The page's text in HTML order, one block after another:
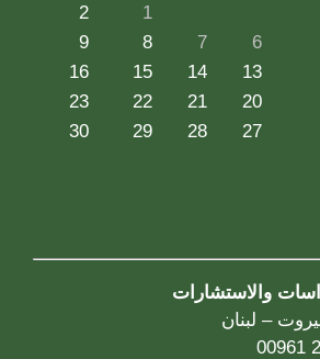
1
2
6
7
8
9
13
14
15
16
20
21
22
23
27
28
29
30
والاستشارات